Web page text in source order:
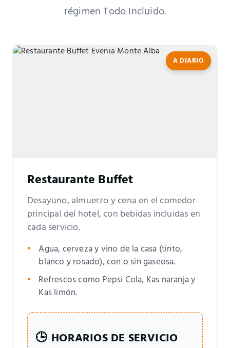
régimen Todo Incluido.
A DIARIO
Restaurante Buffet
Desayuno, almuerzo y cena en el comedor
principal del hotel, con bebidas incluidas en
cada servicio.
Agua, cerveza y vino de la casa (tinto,
blanco y rosado), con o sin gaseosa.
Refrescos como Pepsi Cola, Kas naranja y
Kas limón.
🕒 HORARIOS DE SERVICIO